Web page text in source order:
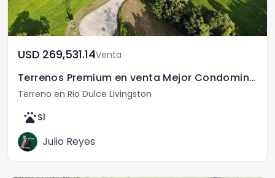
USD	269,531.14Venta
Terrenos Premium en venta Mejor Condominio de Río Dulce
Terreno en Rio Dulce Livingston
petsSì
Julio Reyes